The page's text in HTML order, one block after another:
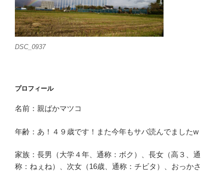
DSC_0937
プロフィール
名前：親ばかマツコ
年齢：あ！４９歳です！また今年もサバ読んでましたw
家族：長男（大学４年、通称：ボク）、長女（高３、通
称：ねぇね）、次女（16歳、通称：チビタ）、おっかさ